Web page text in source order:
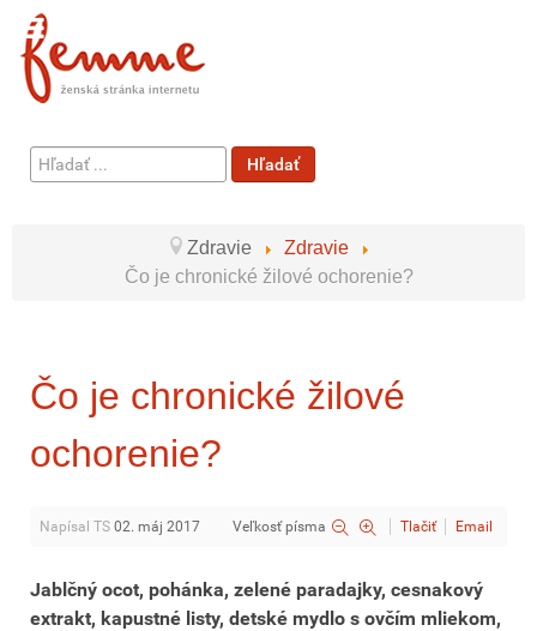
Hľadať
...
Hľadať
Zdravie
Zdravie
Čo je chronické žilové ochorenie?
Čo je chronické žilové
ochorenie?
Napísal TS 02. máj 2017 Veľkosť písma Tlačiť Email
Jablčný ocot, pohánka, zelené paradajky, cesnakový
extrakt, kapustné listy, detské mydlo s ovčím mliekom,